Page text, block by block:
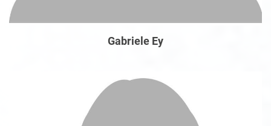
Gabriele Ey